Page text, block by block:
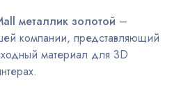
металлик золотой –
компании, представляющий
материал для 3D